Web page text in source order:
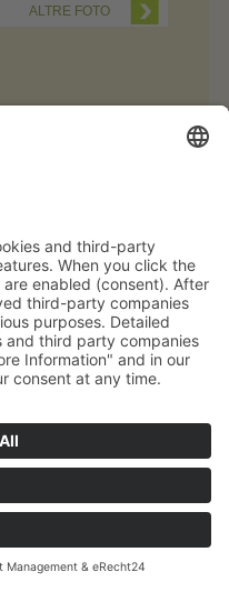
ALTRE FOTO
Chiamata